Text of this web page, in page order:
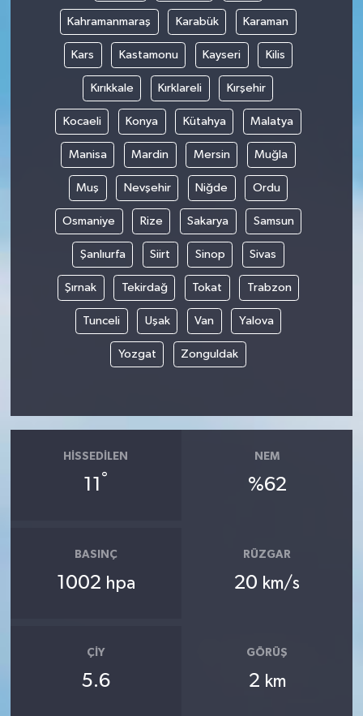
Kahramanmaraş Karabük Karaman
Kars Kastamonu Kayseri Kilis
Kırıkkale Kırklareli Kırşehir
Kocaeli Konya Kütahya Malatya
Manisa Mardin Mersin Muğla
Muş Nevşehir Niğde Ordu
Osmaniye Rize Sakarya Samsun
Şanlıurfa Siirt Sinop Sivas
Şırnak Tekirdağ Tokat Trabzon
Tunceli Uşak Van Yalova
Yozgat Zonguldak
HISSEDILEN
11 °
NEM
%62
BASINÇ
1002 hpa
RÜZGAR
20 km/s
ÇIY
5.6
GÖRÜŞ
2 km